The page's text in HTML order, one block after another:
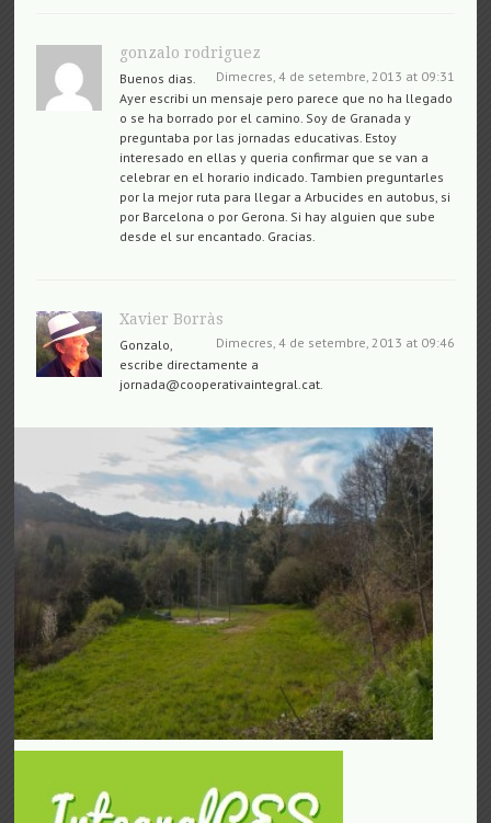
gonzalo rodriguez
Dimecres, 4 de setembre, 2013 at 09:31
Buenos dias.
Ayer escribi un mensaje pero parece que no ha llegado
o se ha borrado por el camino. Soy de Granada y
preguntaba por las jornadas educativas. Estoy
interesado en ellas y queria confirmar que se van a
celebrar en el horario indicado. Tambien preguntarles
por la mejor ruta para llegar a Arbucides en autobus, si
por Barcelona o por Gerona. Si hay alguien que sube
desde el sur encantado. Gracias.
Xavier Borràs
Dimecres, 4 de setembre, 2013 at 09:46
Gonzalo,
escribe directamente a ​​
jornada@cooperativaintegral.cat.